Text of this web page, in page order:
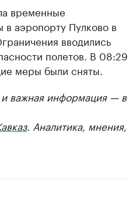
временные
в аэропорту Пулково в
вводились
полетов. В 08:29
меры были сняты.
важная информация — в
. Аналитика, мнения,